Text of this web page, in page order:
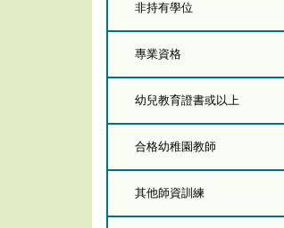
非持有學位
專業資格
幼兒教育證書或以上
合格幼稚園教師
其他師資訓練